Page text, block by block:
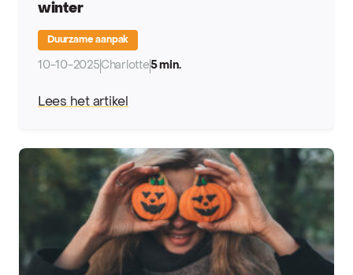
winter
Duurzame aanpak
10-10-2025Charlotte5 min.
Lees het artikel